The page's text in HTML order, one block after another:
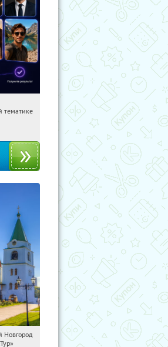
тематике
Купили:2
Новгород